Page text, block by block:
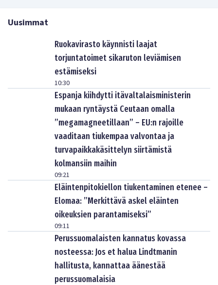
Uusimmat
Ruokavirasto käynnisti laajat
torjuntatoimet sikaruton leviämisen
estämiseksi
10:30
Espanja kiihdytti itävaltalaisministerin
mukaan ryntäystä Ceutaan omalla
”megamagneetillaan” – EU:n rajoille
vaaditaan tiukempaa valvontaa ja
turvapaikkakäsittelyn siirtämistä
kolmansiin maihin
09:21
Eläintenpitokiellon tiukentaminen etenee –
Elomaa: ”Merkittävä askel eläinten
oikeuksien parantamiseksi”
09:11
Perussuomalaisten kannatus kovassa
nosteessa: Jos et halua Lindtmanin
hallitusta, kannattaa äänestää
perussuomalaisia